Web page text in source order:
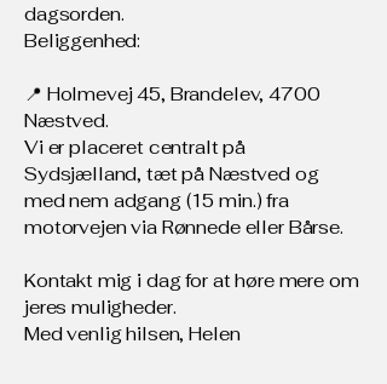
dagsorden.
Beliggenhed:
📍 Holmevej 45, Brandelev, 4700
Næstved.
Vi er placeret centralt på
Sydsjælland, tæt på Næstved og
med nem adgang (15 min.) fra
motorvejen via Rønnede eller Bårse.
Kontakt mig i dag for at høre mere om
jeres muligheder.
Med venlig hilsen, Helen